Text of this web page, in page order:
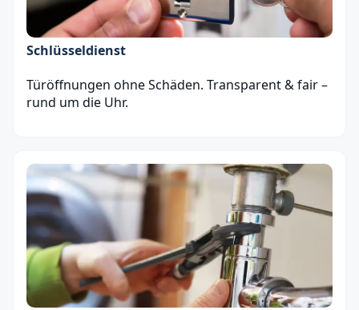
Schlüsseldienst
Türöffnungen ohne Schäden. Transparent & fair –
rund um die Uhr.